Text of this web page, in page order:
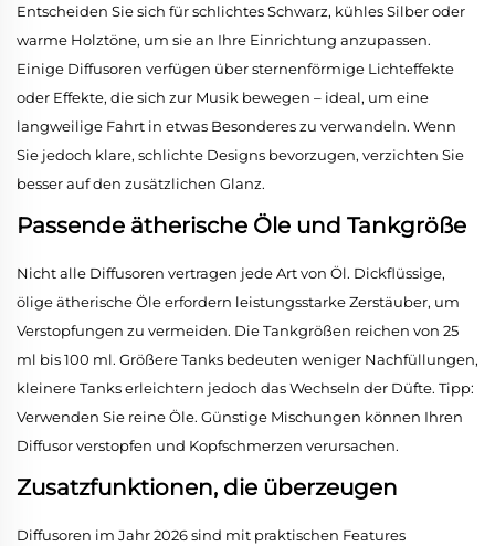
Entscheiden Sie sich für schlichtes Schwarz, kühles Silber oder
warme Holztöne, um sie an Ihre Einrichtung anzupassen.
Einige Diffusoren verfügen über sternenförmige Lichteffekte
oder Effekte, die sich zur Musik bewegen – ideal, um eine
langweilige Fahrt in etwas Besonderes zu verwandeln. Wenn
Sie jedoch klare, schlichte Designs bevorzugen, verzichten Sie
besser auf den zusätzlichen Glanz.
Passende ätherische Öle und Tankgröße
Nicht alle Diffusoren vertragen jede Art von Öl. Dickflüssige,
ölige ätherische Öle erfordern leistungsstarke Zerstäuber, um
Verstopfungen zu vermeiden. Die Tankgrößen reichen von 25
ml bis 100 ml. Größere Tanks bedeuten weniger Nachfüllungen,
kleinere Tanks erleichtern jedoch das Wechseln der Düfte. Tipp:
Verwenden Sie reine Öle. Günstige Mischungen können Ihren
Diffusor verstopfen und Kopfschmerzen verursachen.
Zusatzfunktionen, die überzeugen
Diffusoren im Jahr 2026 sind mit praktischen Features